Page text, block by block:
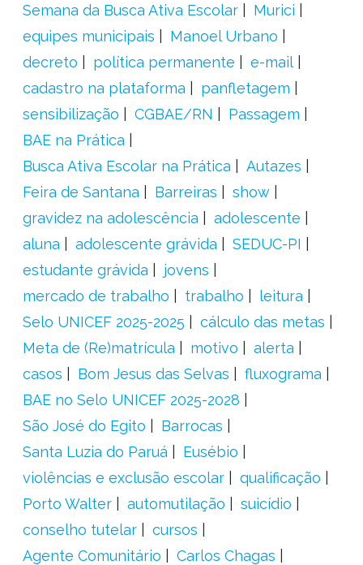
Semana da Busca Ativa Escolar
Murici
equipes municipais
Manoel Urbano
decreto
política permanente
e-mail
cadastro na plataforma
panfletagem
sensibilização
CGBAE/RN
Passagem
BAE na Prática
Busca Ativa Escolar na Prática
Autazes
Feira de Santana
Barreiras
show
gravidez na adolescência
adolescente
aluna
adolescente grávida
SEDUC-PI
estudante grávida
jovens
mercado de trabalho
trabalho
leitura
Selo UNICEF 2025-2025
cálculo das metas
Meta de (Re)matrícula
motivo
alerta
casos
Bom Jesus das Selvas
fluxograma
BAE no Selo UNICEF 2025-2028
São José do Egito
Barrocas
Santa Luzia do Paruá
Eusébio
violências e exclusão escolar
qualificação
Porto Walter
automutilação
suicídio
conselho tutelar
cursos
Agente Comunitário
Carlos Chagas